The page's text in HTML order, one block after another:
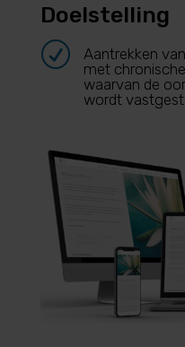
Doelstelling
R
Aantrekken
met
waarvan de
wordt